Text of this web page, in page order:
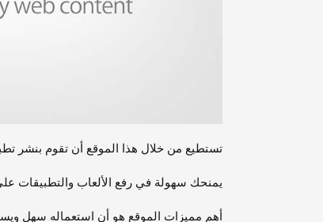
تستطيع من خلال هذا الموقع أن تقوم بنشر
يمنحك سهولة في رفع الألعاب والتطبيقات
أهم مميزات الموقع هو أن استعماله سهل